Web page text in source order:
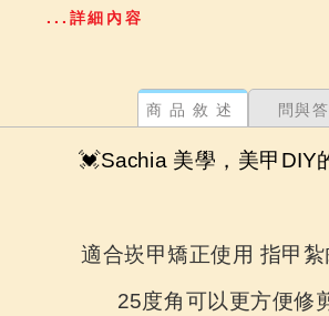
...詳細內容
商品敘述 問與答